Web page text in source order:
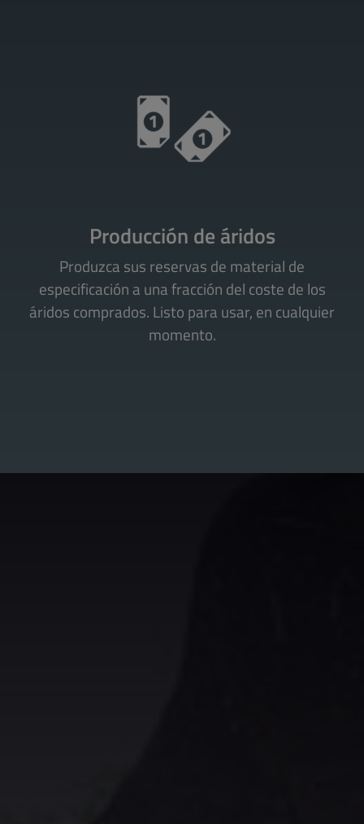
Producción de áridos
Produzca sus reservas de material de
especificación a una fracción del coste de los
áridos comprados. Listo para usar, en cualquier
momento.